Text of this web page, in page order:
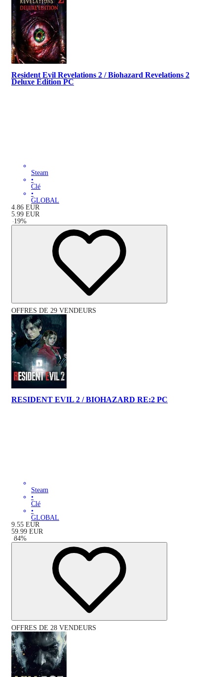
Resident Evil Revelations 2 / Biohazard Revelations 2
Deluxe Edition PC
Steam
•
Clé
•
GLOBAL
4.86 EUR
5.99 EUR
-19%
OFFRES DE 29 VENDEURS
RESIDENT EVIL 2 / BIOHAZARD RE:2 PC
Steam
•
Clé
•
GLOBAL
9.55 EUR
59.99 EUR
-84%
OFFRES DE 28 VENDEURS